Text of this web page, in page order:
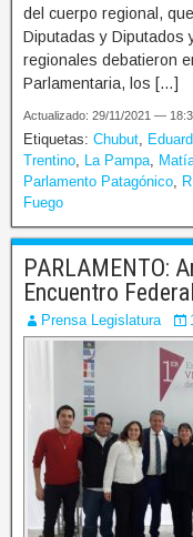
del cuerpo regional,
Diputadas y Diputados
regionales debatieron
Parlamentaria, los […]
Actualizado: 29/11/2021 —
Etiquetas: Chubut
Trentino
La Pampa
Parlamento Patagónico
Fuego
PARLAMENTO:
Encuentro
Prensa Legislatura